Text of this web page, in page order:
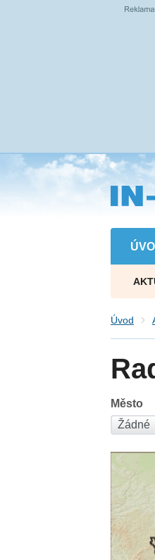
Přejít
na
hlavní
obsah
Úvod
Město